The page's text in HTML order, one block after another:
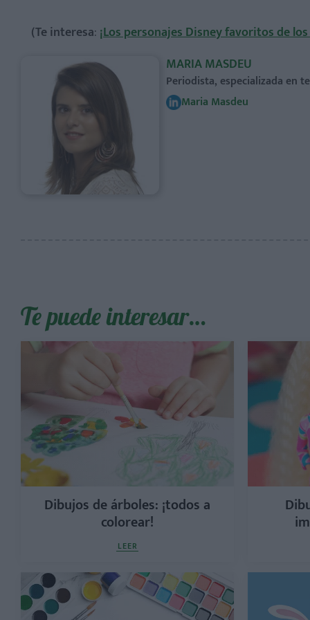
(Te interesa: ¡Los personajes Disney favoritos de
MARIA MASDEU
Periodista, especializada en
Maria Masdeu
Te puede interesar…
Dibujos de árboles: ¡todos a
colorear!
LEER